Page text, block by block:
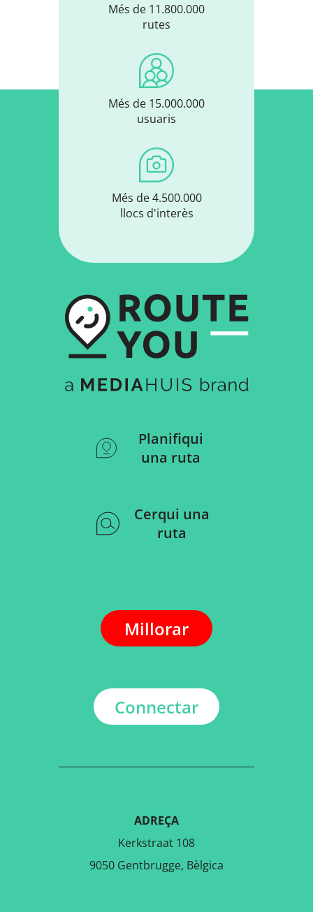
Més de 11.800.000
rutes
Més de 15.000.000
usuaris
Més de 4.500.000
llocs d'interès
Planifiqui
una ruta
Cerqui una
ruta
Millorar
Connectar
ADREÇA
Kerkstraat 108
9050 Gentbrugge, Bèlgica